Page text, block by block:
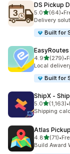
DS Pickup
5.05つ星中
(64)
合計レビュー
•
Delivery
Built for
4.95つ星中
(279)
合計レビュー
•
Local
Built for
ShipX ‑
5.05つ星中
(1,163)
合計レビュー•
Shipping
Atlas
4.85つ星中
(71)
合計レビュー
•
Build Award